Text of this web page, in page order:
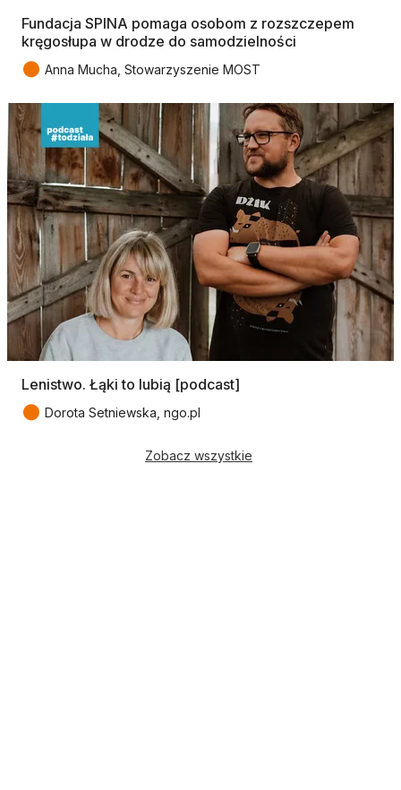
Fundacja SPINA pomaga osobom z rozszczepem
kręgosłupa w drodze do samodzielności
● Anna Mucha, Stowarzyszenie MOST
Lenistwo. Łąki to lubią [podcast]
● Dorota Setniewska, ngo.pl
Zobacz wszystkie